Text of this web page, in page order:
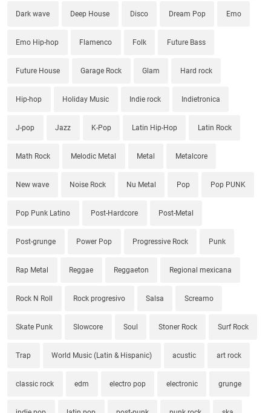
Dark wave Deep House Disco Dream Pop Emo
Emo Hip-hop Flamenco Folk Future Bass
Future House Garage Rock Glam Hard rock
Hip-hop Holiday Music Indie rock Indietronica
J-pop Jazz K-Pop Latin Hip-Hop Latin Rock
Math Rock Melodic Metal Metal Metalcore
New wave Noise Rock Nu Metal Pop Pop PUNK
Pop Punk Latino Post-Hardcore Post-Metal
Post-grunge Power Pop Progressive Rock Punk
Rap Metal Reggae Reggaeton Regional mexicana
Rock N Roll Rock progresivo Salsa Screamo
Skate Punk Slowcore Soul Stoner Rock Surf Rock
Trap World Music (Latin & Hispanic) acustic art rock
classic rock edm electro pop electronic grunge